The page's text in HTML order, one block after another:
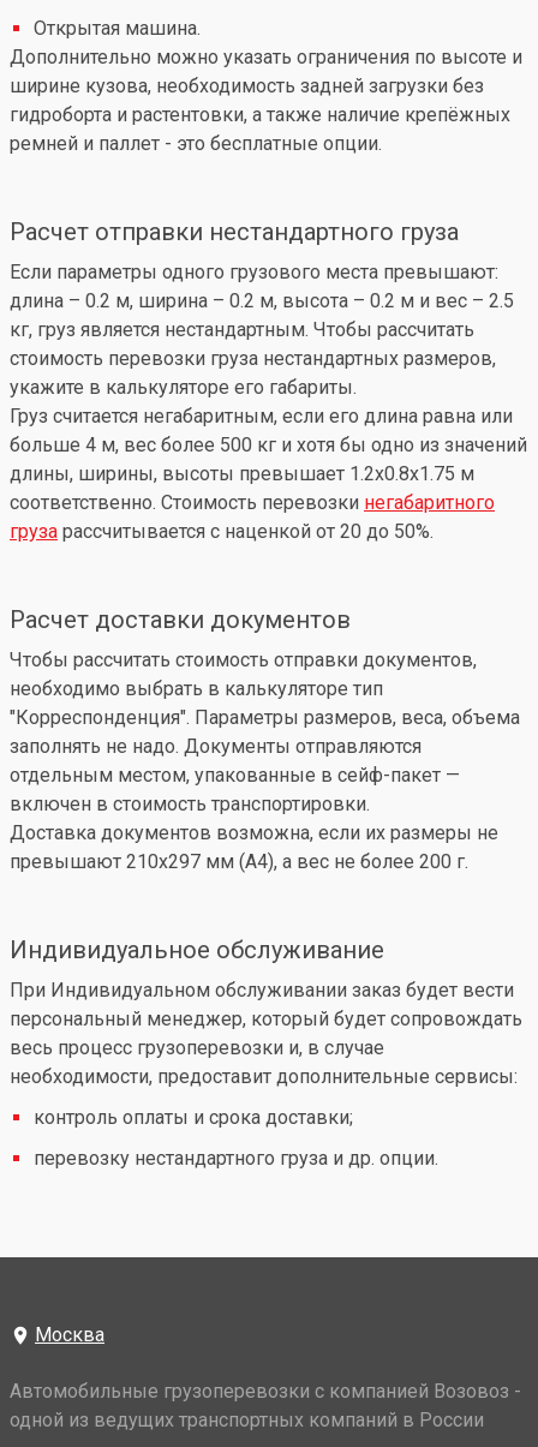
Открытая машина.
Дополнительно можно указать ограничения по высоте и
ширине кузова, необходимость задней загрузки без
гидроборта и растентовки, а также наличие крепёжных
ремней и паллет - это бесплатные опции.
Расчет отправки нестандартного груза
Если параметры одного грузового места превышают:
длина – 0.2 м, ширина – 0.2 м, высота – 0.2 м и вес – 2.5
кг, груз является нестандартным. Чтобы рассчитать
стоимость перевозки груза нестандартных размеров,
укажите в калькуляторе его габариты.
Груз считается негабаритным, если его длина равна или
больше 4 м, вес более 500 кг и хотя бы одно из значений
длины, ширины, высоты превышает 1.2x0.8x1.75 м
соответственно. Стоимость перевозки негабаритного
груза рассчитывается с наценкой от 20 до 50%.
Расчет доставки документов
Чтобы рассчитать стоимость отправки документов,
необходимо выбрать в калькуляторе тип
"Корреспонденция". Параметры размеров, веса, объема
заполнять не надо. Документы отправляются
отдельным местом, упакованные в сейф-пакет —
включен в стоимость транспортировки.
Доставка документов возможна, если их размеры не
превышают 210x297 мм (А4), а вес не более 200 г.
Индивидуальное обслуживание
При Индивидуальном обслуживании заказ будет вести
персональный менеджер, который будет сопровождать
весь процесс грузоперевозки и, в случае
необходимости, предоставит дополнительные сервисы:
контроль оплаты и срока доставки;
перевозку нестандартного груза и др. опции.
Москва
Автомобильные грузоперевозки с компанией Возовоз -
одной из ведущих транспортных компаний в России